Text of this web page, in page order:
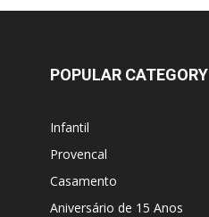
POPULAR CATEGORY
Infantil
Provencal
Casamento
Aniversário de 15 Anos